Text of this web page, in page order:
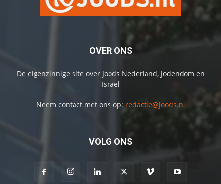
OVER ONS
De eigenzinnige site over Joods Nederland, Jodendom en
Israel
Neem contact met ons op: redactie@joods.nl
VOLG ONS